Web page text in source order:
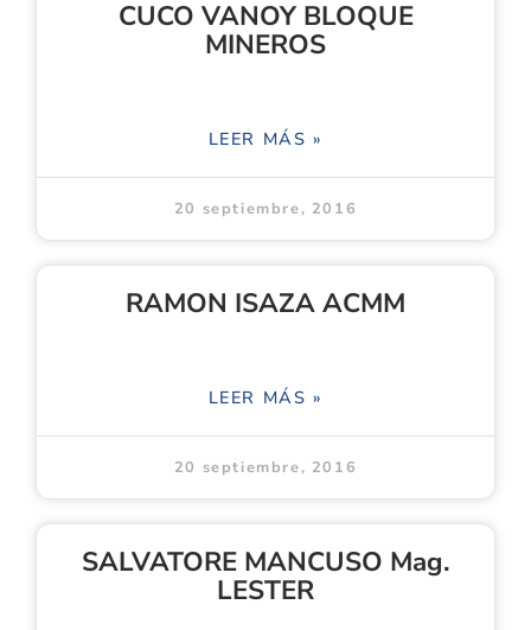
CUCO VANOY BLOQUE
MINEROS
LEER MÁS »
20 septiembre, 2016
RAMON ISAZA ACMM
LEER MÁS »
20 septiembre, 2016
SALVATORE MANCUSO Mag.
LESTER